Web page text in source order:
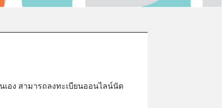
อง สามารถลงทะเบียนออนไลน์นัด